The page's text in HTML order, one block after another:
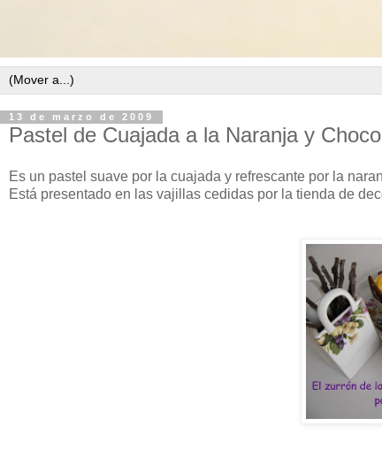
13 de marzo de 2009
Pastel de Cuajada a la Naranja y
Es un pastel suave por la cuajada y refrescante por la
Está presentado en las vajillas cedidas por la tienda de